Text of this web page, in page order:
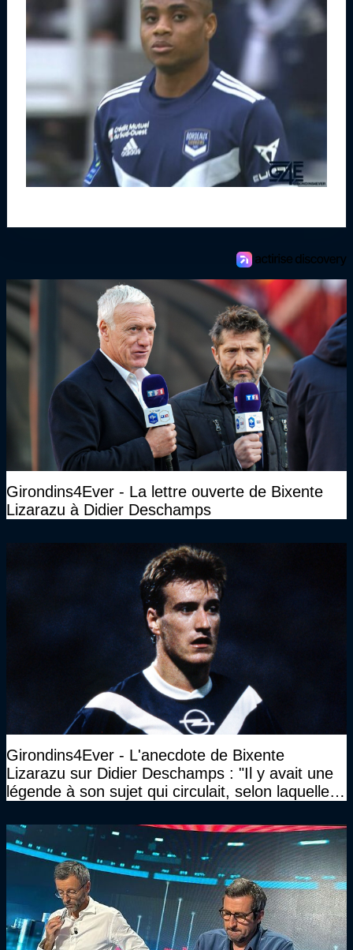
Girondins4Ever - La lettre ouverte de Bixente
Lizarazu à Didier Deschamps
Girondins4Ever - L'anecdote de Bixente
Lizarazu sur Didier Deschamps : "Il y avait une
légende à son sujet qui circulait, selon laquelle il